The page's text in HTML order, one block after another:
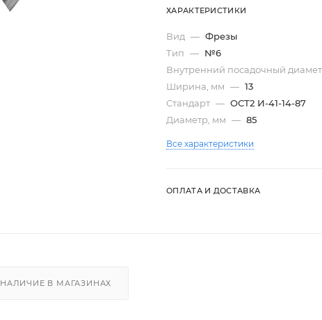
ХАРАКТЕРИСТИКИ
Вид — Фрезы
Тип — №6
Внутренний посадочный
Ширина, мм — 13
Стандарт — ОСТ2 И-41-14-87
Диаметр, мм — 85
Все характеристики
ОПЛАТА И ДОСТАВКА
НАЛИЧИЕ В МАГАЗИНАХ